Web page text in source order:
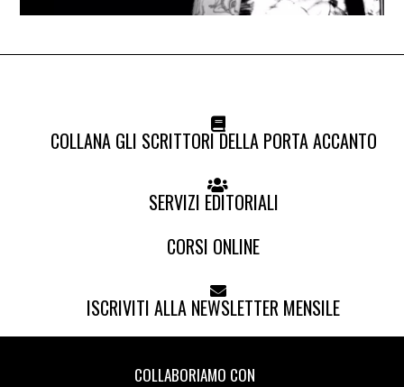
COLLANA GLI SCRITTORI DELLA PORTA ACCANTO
SERVIZI EDITORIALI
CORSI ONLINE
ISCRIVITI ALLA NEWSLETTER MENSILE
COLLABORIAMO CON